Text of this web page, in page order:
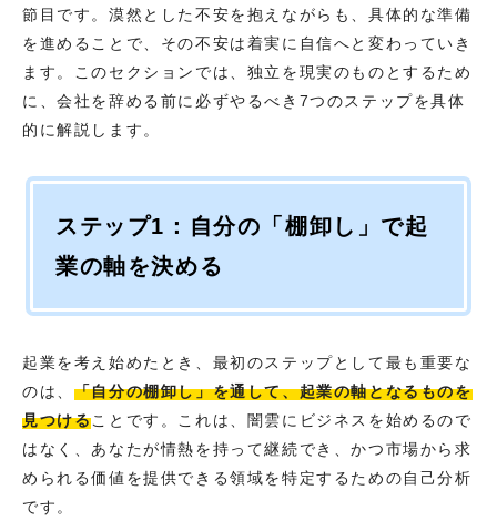
節目です。漠然とした不安を抱えながらも、具体的な準備
を進めることで、その不安は着実に自信へと変わっていき
ます。このセクションでは、独立を現実のものとするため
に、会社を辞める前に必ずやるべき7つのステップを具体
的に解説します。
ステップ1：自分の「棚卸し」で起
業の軸を決める
起業を考え始めたとき、最初のステップとして最も重要な
のは、 「自分の棚卸し」を通して、起業の軸となるものを
見つけることです。これは、闇雲にビジネスを始めるので
はなく、あなたが情熱を持って継続でき、かつ市場から求
められる価値を提供できる領域を特定するための自己分析
です。